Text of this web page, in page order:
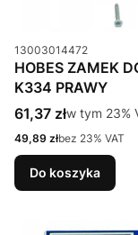
Kod produktu
13003014472
HOBES ZAMEK
K334 PRAWY
Cena brutto
61,37 złw tym %s
w tym 23%
Cena netto
49,89 złbez 23% VAT
Do koszyka